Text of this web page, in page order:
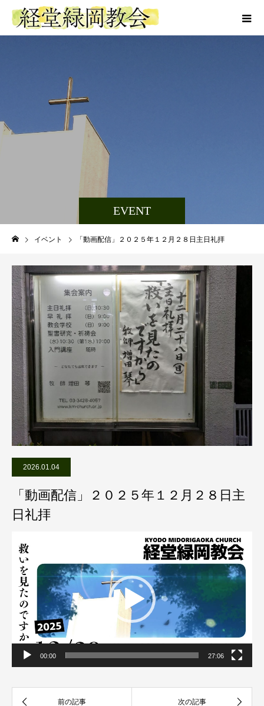
EVENT
イベント 「動画配信」２０２５年１２月２８日主日礼拝
2026.01.04
「動画配信」２０２５年１２月２８日主
日礼拝
プ
レ
ー
00:00 27:06